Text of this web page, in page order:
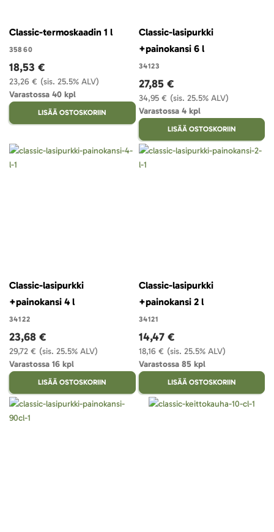
Classic-termoskaadin 1 l
35860
(sis. 25.5% ALV)
23,26 €
18,53 €
Varastossa 40 kpl
LISÄÄ OSTOSKORIIN
Classic-lasipurkki
+painokansi 6 l
34123
(sis. 25.5% ALV)
34,95 €
27,85 €
Varastossa 4 kpl
LISÄÄ OSTOSKORIIN
Classic-lasipurkki
+painokansi 4 l
34122
(sis. 25.5% ALV)
29,72 €
23,68 €
Varastossa 16 kpl
LISÄÄ OSTOSKORIIN
Classic-lasipurkki
+painokansi 2 l
34121
(sis. 25.5% ALV)
18,16 €
14,47 €
Varastossa 85 kpl
LISÄÄ OSTOSKORIIN